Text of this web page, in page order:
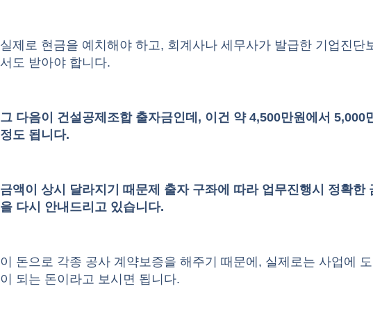
실제로 현금을 예치해야 하고, 회계사나 세무사가 발급한 기업진단
서도 받아야 합니다.
그 다음이 건설공제조합 출자금인데, 이건 약 4,500만원에서 5,000
정도 됩니다.
금액이 상시 달라지기 때문제 출자 구좌에 따라 업무진행시 정확한
을 다시 안내드리고 있습니다.
이 돈으로 각종 공사 계약보증을 해주기 때문에, 실제로는 사업에
이 되는 돈이라고 보시면 됩니다.